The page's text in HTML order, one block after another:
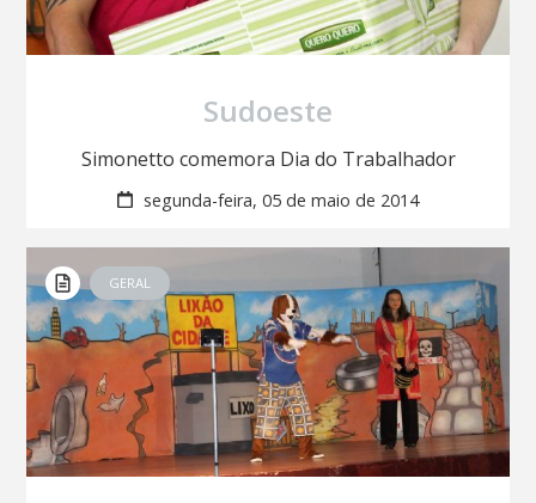
Sudoeste
Simonetto comemora Dia do Trabalhador
segunda-feira, 05 de maio de 2014
GERAL